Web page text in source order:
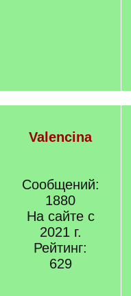
Valencina
Сообщений:
1880
На сайте с
2021 г.
Рейтинг:
629